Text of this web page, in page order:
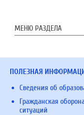
МЕНЮ РАЗДЕЛА
ПОЛЕЗНАЯ
Сведения об
Гражданская
ситуаций